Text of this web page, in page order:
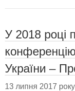
У 2018 році
України –
13 липня 2017